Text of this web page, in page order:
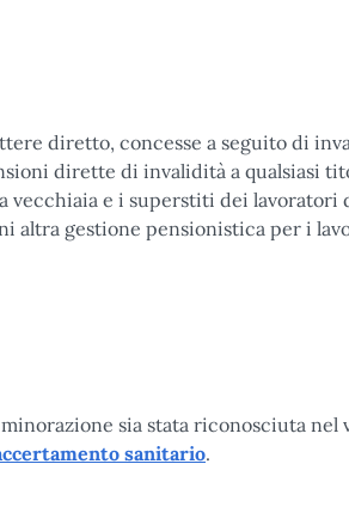
diretto, concesse a seguito di
dirette di invalidità a qualsiasi
vecchiaia e i superstiti dei lavoratori
altra gestione pensionistica per i
sia stata riconosciuta nel
sanitario.